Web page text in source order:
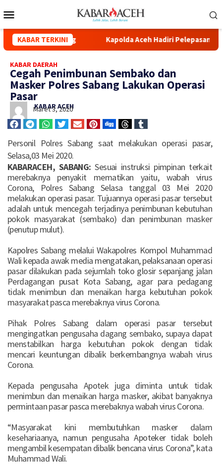
KABAR TERKINI
Kuala Simpang Kapolda Aceh Hadiri Pelepasan
KABAR DAERAH
Cegah Penimbunan Sembako dan
Masker Polres Sabang Lakukan Operasi
Pasar
KABAR ACEH
Maret 3, 2020
Personil Polres Sabang saat melakukan operasi pasar,
Selasa,03 Mei 2020.
KABARACEH, SABANG: Sesuai instruksi pimpinan terkait
merebaknya penyakit mematikan yaitu, wabah virus
Corona, Polres Sabang Selasa tanggal 03 Mei 2020
melakukan operasi pasar. Tujuannya operasi pasar tersebut
adalah untuk mencegah terjadinya penimbunan kebutuhan
pokok masyarakat (sembako) dan penimbunan masker
(penutup mulut).
Kapolres Sabang melalui Wakapolres Kompol Muhammad
Wali kepada awak media mengatakan, pelaksanaan operasi
pasar dilakukan pada sejumlah toko glosir sepanjang jalan
Perdagangan pusat Kota Sabang, agar para pedagang
tidak menimbun dan menaikan harga kebutuhan pokok
masyarakat pasca merebaknya virus Corona.
Pihak Polres Sabang dalam operasi pasar tersebut
mengingatkan pengusaha dagang sembako, supaya dapat
menstabilkan harga kebutuhan pokok dengan tidak
mencari keuntungan dibalik berkembangnya wabah virus
Corona.
Kepada pengusaha Apotek juga diminta untuk tidak
menimbun dan menaikan harga masker, akibat banyaknya
permintaan pasar pasca merebaknya wabah virus Corona.
“Masyarakat kini membutuhkan masker dalam
kesehariaanya, namun pengusaha Apoteker tidak boleh
mengambil kesempatan dibalik bencana virus Corona”, kata
Muhammad Wali.